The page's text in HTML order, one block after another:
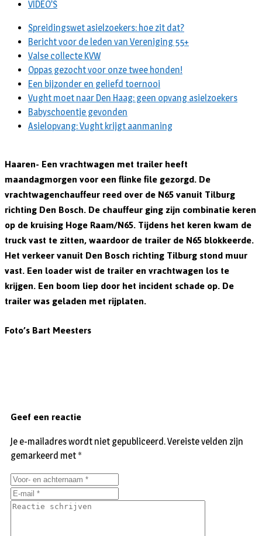
VIDEO’S
Spreidingswet asielzoekers: hoe zit dat?
Bericht voor de leden van Vereniging 55+
Valse collecte KVW
Oppas gezocht voor onze twee honden!
Een bijzonder en geliefd toernooi
Vught moet naar Den Haag: geen opvang asielzoekers
Babyschoentje gevonden
Asielopvang: Vught krijgt aanmaning
Haaren- Een vrachtwagen met trailer heeft
maandagmorgen voor een flinke file gezorgd. De
vrachtwagenchauffeur reed over de N65 vanuit Tilburg
richting Den Bosch. De chauffeur ging zijn combinatie keren
op de kruising Hoge Raam/N65. Tijdens het keren kwam de
truck vast te zitten, waardoor de trailer de N65 blokkeerde.
Het verkeer vanuit Den Bosch richting Tilburg stond muur
vast. Een loader wist de trailer en vrachtwagen los te
krijgen. Een boom liep door het incident schade op. De
trailer was geladen met rijplaten.
Foto’s Bart Meesters
Geef een reactie
Je e-mailadres wordt niet gepubliceerd.Vereiste velden zijn
gemarkeerd met *